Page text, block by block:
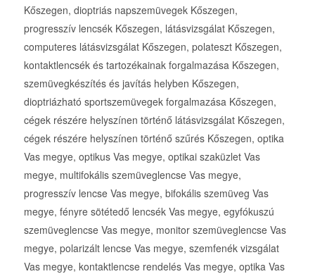
Kőszegen, dioptriás napszemüvegek Kőszegen,
progresszív lencsék Kőszegen, látásvizsgálat Kőszegen,
computeres látásvizsgálat Kőszegen, polateszt Kőszegen,
kontaktlencsék és tartozékainak forgalmazása Kőszegen,
szemüvegkészítés és javítás helyben Kőszegen,
dioptriázható sportszemüvegek forgalmazása Kőszegen,
cégek részére helyszínen történő látásvizsgálat Kőszegen,
cégek részére helyszínen történő szűrés Kőszegen, optika
Vas megye, optikus Vas megye, optikai szaküzlet Vas
megye, multifokális szemüveglencse Vas megye,
progresszív lencse Vas megye, bifokális szemüveg Vas
megye, fényre sötétedő lencsék Vas megye, egyfókuszú
szemüveglencse Vas megye, monitor szemüveglencse Vas
megye, polarizált lencse Vas megye, szemfenék vizsgálat
Vas megye, kontaktlencse rendelés Vas megye, optika Vas